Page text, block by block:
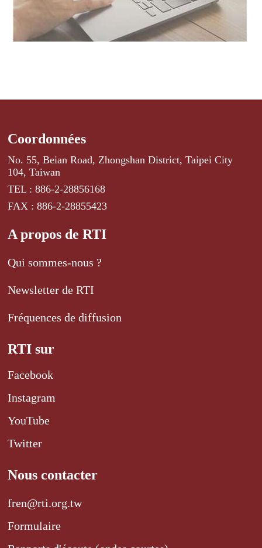
Coordonnées
No. 55, Beian Road, Zhongshan District, Taipei City
104, Taiwan
TEL : 886-2-28856168
FAX : 886-2-28855423
A propos de RTI
Qui sommes-nous ?
Newsletter de RTI
Fréquences de diffusion
RTI sur
Facebook
Instagram
YouTube
Twitter
Nous contacter
fren@rti.org.tw
Formulaire